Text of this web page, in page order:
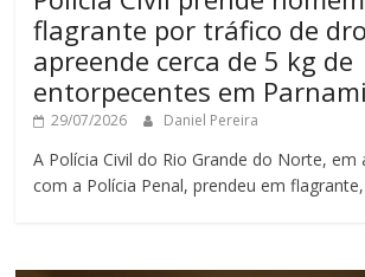
flagrante por tráfico de
apreende cerca de 5 kg de
entorpecentes em
29/07/2026 Daniel Pereira
A Polícia Civil do Rio Grande do Norte, em
com a Polícia Penal, prendeu em